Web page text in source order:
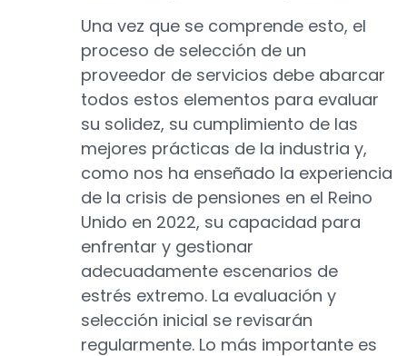
Una vez que se comprende esto, el
proceso de selección de un
proveedor de servicios debe abarcar
todos estos elementos para evaluar
su solidez, su cumplimiento de las
mejores prácticas de la industria y,
como nos ha enseñado la experiencia
de la crisis de pensiones en el Reino
Unido en 2022, su capacidad para
enfrentar y gestionar
adecuadamente escenarios de
estrés extremo. La evaluación y
selección inicial se revisarán
regularmente. Lo más importante es